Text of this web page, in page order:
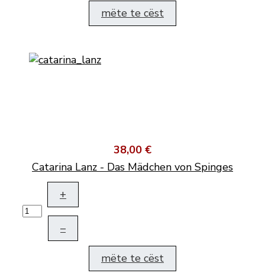
mëte te cëst
38,00 €
Catarina Lanz - Das Mädchen von Spinges
+
–
mëte te cëst